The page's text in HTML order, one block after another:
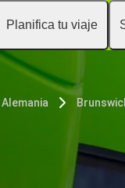
Planifica tu viaje
Alemania